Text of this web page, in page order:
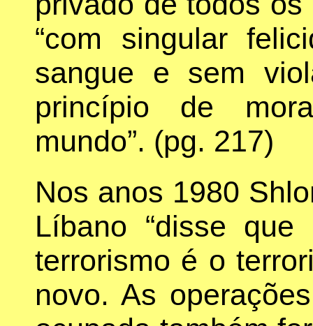
“com singular
sangue e sem
princípio de
mundo”. (pg. 217)
Nos anos 1980
Líbano “disse
terrorismo é o
novo. As